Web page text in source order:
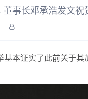
事长邓承浩发文祝
证实了此前关于其